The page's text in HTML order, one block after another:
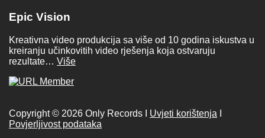
Epic Vision
Kreativna video produkcija sa više od 10 godina iskustva u
kreiranju učinkovitih video rješenja koja ostvaruju
rezultate… Više
Copyright © 2026 Only Records I Uvjeti korištenja
Povjerljivost podataka